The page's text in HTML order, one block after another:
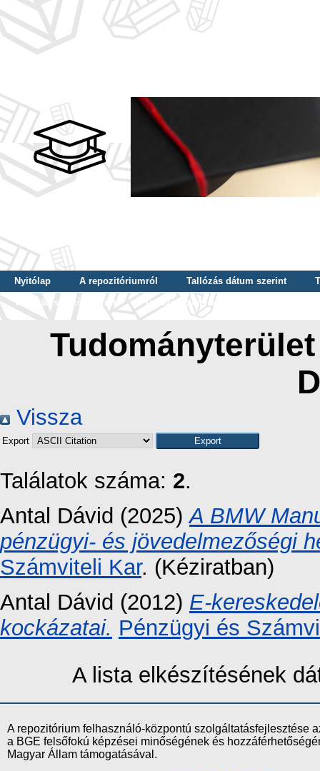
Nyitólap A repozitóriumról Tallózás dátum szerint
Tallózás szerző szerint
Tallózás nyelv szerint
Vissza
Export
Találatok száma: 2.
Antal Dávid (2025)A BMW
pénzügyi- és jövedelmezőségi
Számviteli Kar. (Kéziratban)
Antal Dávid (2012) E-
kockázatai. Pénzügyi és
A lista elkészítésének
A repozitórium felhasználó-központú szolgáltatásfejlesztése
a BGE felsőfokú képzései minőségének és
Magyar Állam támogatásával.